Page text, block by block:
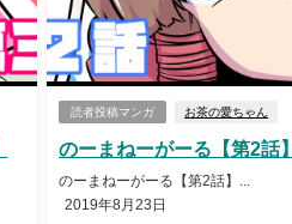
読者投稿マンガ お茶の愛ちゃん
のーまねーがーる【第2話】
のーまねーがーる【第2話】...
2019年8月23日